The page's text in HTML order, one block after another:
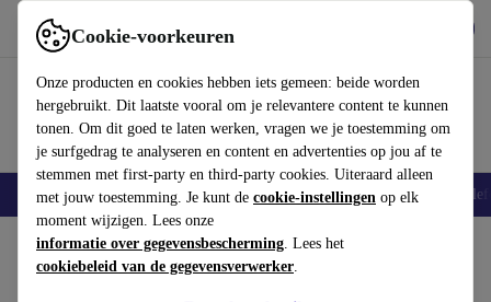
Cookie-voorkeuren
Onze producten en cookies hebben iets gemeen: beide worden
hergebruikt. Dit laatste vooral om je relevantere content te kunnen
tonen. Om dit goed te laten werken, vragen we je toestemming om
je surfgedrag te analyseren en content en advertenties op jou af te
stemmen met first-party en third-party cookies. Uiteraard alleen
met jouw toestemming. Je kunt de cookie-instellingen op elk
moment wijzigen. Lees onze
informatie over gegevensbescherming. Lees het
cookiebeleid van de gegevensverwerker.
Gebruik refurbed snel en eenvoudig
Smartphones Laptops Tablets Smartwatches Accessoires
Home Baby & kinderen Kinderwagens & Buggy's Buggy's
Britax drinkbeker B-Agile Double buggy